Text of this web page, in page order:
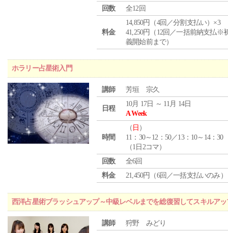
回数
全12回
料金
14,850円（4回／分割支払い）×3
41,250円（12回／一括前納支払※
義開始前まで）
ホラリー占星術入門
講師 芳垣 宗久
日程
10月 17日 ～ 11月 14日
A Week
時間
（ 日 ）
11：30～12：50／13：10～14：30
（1日2コマ）
回数
全6回
料金
21,450円（6回／一括支払いのみ）
西洋占星術ブラッシュアップ～中級レベルまでを総復習してスキルア
講師 狩野 みどり